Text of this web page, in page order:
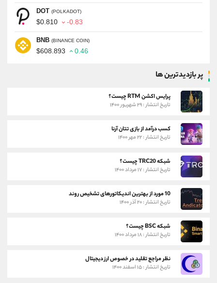
DOT (POLKADOT)
$0.810 -0.83
BNB (BINANCE COIN)
$608.893 0.46
پر بازدیدترین ها
پرایس اکشن RTM چیست؟
تاریخ انتشار : ۲۹ شهریور ۱۴۰۰
کسب درآمد از بازی تتان آرنا
تاریخ انتشار : ۲۲ مهر ۱۴۰۰
شبکه TRC20 چیست؟
تاریخ انتشار : ۱۷ مرداد ۱۴۰۰
10 مورد از بهترین اندیکاتورهای تشخیص روند
تاریخ انتشار : ۲۰ آذر ۱۴۰۰
شبکه BSC چیست؟
تاریخ انتشار : ۱۸ مرداد ۱۴۰۰
نظر مراجع تقلید در خصوص ارز دیجیتال
تاریخ انتشار : ۱۵ اسفند ۱۴۰۰